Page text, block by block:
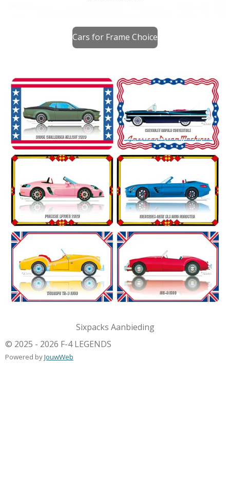
Cars for Frame Choice
Sixpacks Aanbieding
© 2025 - 2026 F-4 LEGENDS
Powered byJouwWeb